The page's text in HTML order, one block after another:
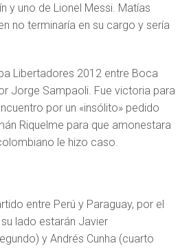
y uno de Lionel Messi. Matías
no terminaría en su cargo y sería
Libertadores 2012 entre Boca
Jorge Sampaoli. Fue victoria para
por un «insólito» pedido
Riquelme para que amonestara
le hizo caso.
entre Perú y Paraguay, por el
lado estarán Javier
y Andrés Cunha (cuarto